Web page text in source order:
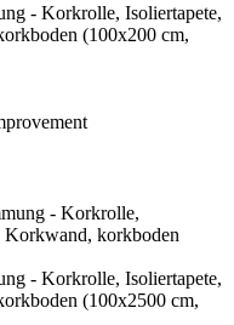
- Korkrolle, Isoliertapete,
(100x200 cm,
- Korkrolle, Isoliertapete,
(100x2500 cm,